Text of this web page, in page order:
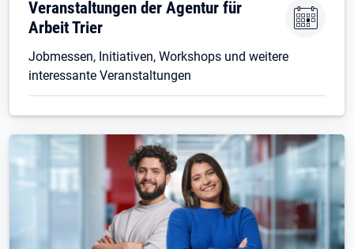
Veranstaltungen der Agentur für
Arbeit Trier
Jobmessen, Initiativen, Workshops und weitere
interessante Veranstaltungen